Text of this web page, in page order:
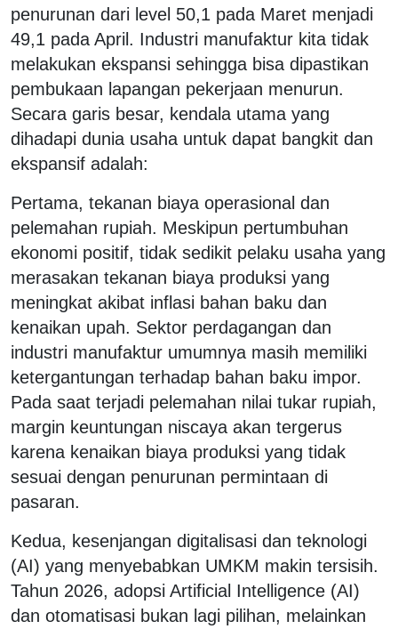
penurunan dari level 50,1 pada Maret menjadi
49,1 pada April. Industri manufaktur kita tidak
melakukan ekspansi sehingga bisa dipastikan
pembukaan lapangan pekerjaan menurun.
Secara garis besar, kendala utama yang
dihadapi dunia usaha untuk dapat bangkit dan
ekspansif adalah:
Pertama, tekanan biaya operasional dan
pelemahan rupiah. Meskipun pertumbuhan
ekonomi positif, tidak sedikit pelaku usaha yang
merasakan tekanan biaya produksi yang
meningkat akibat inflasi bahan baku dan
kenaikan upah. Sektor perdagangan dan
industri manufaktur umumnya masih memiliki
ketergantungan terhadap bahan baku impor.
Pada saat terjadi pelemahan nilai tukar rupiah,
margin keuntungan niscaya akan tergerus
karena kenaikan biaya produksi yang tidak
sesuai dengan penurunan permintaan di
pasaran.
Kedua, kesenjangan digitalisasi dan teknologi
(AI) yang menyebabkan UMKM makin tersisih.
Tahun 2026, adopsi Artificial Intelligence (AI)
dan otomatisasi bukan lagi pilihan, melainkan